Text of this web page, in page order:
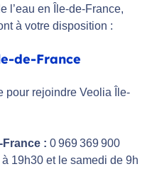
l’eau en Île-de-France,
à votre disposition :
de-France
pour rejoindre Veolia Île-
: 0 969 369 900
19h30 et le samedi de 9h